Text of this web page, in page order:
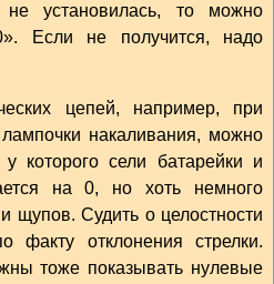
не установилась, то можно
Если не получится, надо
цепей, например, при
лампочки накаливания, можно
которого сели батарейки и
на 0, но хоть немного
щупов. Судить о целостности
факту отклонения стрелки.
тоже показывать нулевые